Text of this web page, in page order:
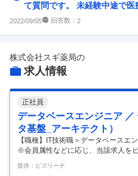
て質問です。 未経験中途で
るのですが、給与は前...
2022/09/05 回答数： 2
株式会社スギ薬局の
求人情報
正社員
データベースエンジニア
タ基盤_アーキテクト）
【職種】IT技術職＞データベースエ
※会員属性などに応じ、当該求人を
が異なる場合があります 【ポジシ
タドリブン経営を推進し、デジタル
提供：ビズリーチ